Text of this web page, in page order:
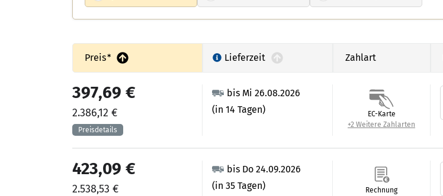
Preis* Lieferzeit Zahlart
bis Mi 26.08.2026
(in 14 Tagen)
397,69 €
2.386,12 €
EC-Karte
+2 Weitere Zahlarten
bis Do 24.09.2026
(in 35 Tagen)
423,09 €
2.538,53 €
Rechnung